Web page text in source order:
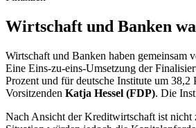
Wirt­schaft und Banken
Wirtschaft und Banken haben gemeinsam
Eine Eins-zu-eins-Umsetzung der
Prozent und für deutsche Institute um 38,2
Vorsitzenden Katja Hessel (FDP). Die
Nach Ansicht der Kreditwirtschaft ist nicht